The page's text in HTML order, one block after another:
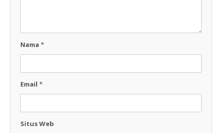
Nama *
Email *
Situs Web